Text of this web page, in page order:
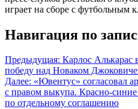
играет на сборе с футбольным
Навигация по
Предыдущая: Карлос Алькарас
победу над Новаком
Далее: «Ювентус» согласовал
с правом выкупа. Красно-
по отдельному соглашению